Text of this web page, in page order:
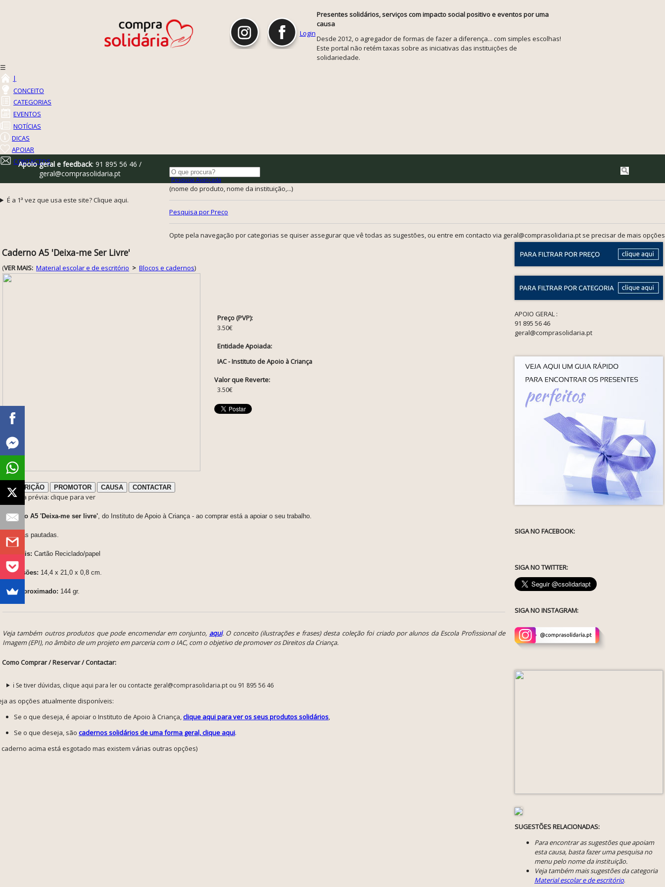
Login
Presentes solidários, serviços com impacto social positivo e eventos por uma
causa
Desde 2012, o agregador de formas de fazer a diferença... com simples escolhas!
Este portal não retém taxas sobre as iniciativas das instituições de
solidariedade.
☰
|
CONCEITO
CATEGORIAS
EVENTOS
NOTÍCIAS
DICAS
APOIAR
CONTACTOS
Pesquisa Avançada
(nome do produto, nome da instituição,...)
Pesquisa por Preço
Opte pela navegação por categorias se quiser assegurar que vê todas as sugestões, ou entre em contacto via geral@comprasolidaria.pt se precisar de mais opções
Apoio geral e feedback: 91 895 56 46 /
geral@comprasolidaria.pt
É a 1ª vez que usa este site? Clique aqui.
Caderno A5 'Deixa-me Ser Livre'
(VER MAIS: Material escolar e de escritório > Blocos e cadernos)
Preço (PVP):
3.50€
Entidade Apoiada:
IAC - Instituto de Apoio à Criança
Valor que Reverte:
3.50€
DESCRIÇÃO PROMOTOR CAUSA CONTACTAR
ℹ️ Nota prévia: clique para ver
Caderno A5 'Deixa-me ser livre' , do Instituto de Apoio à Criança - ao comprar está a apoiar o seu trabalho.
60 folhas pautadas.
Materiais: Cartão Reciclado/papel
Dimensões: 14,4 x 21,0 x 0,8 cm.
Peso aproximado: 144 gr.
Veja também outros produtos que pode encomendar em conjunto, aqui. O conceito (ilustrações e frases) desta coleção foi criado por alunos da Escola Profissional de
Imagem (EPI), no âmbito de um projeto em parceria com o IAC, com o objetivo de promover os Direitos da Criança.
Como Comprar / Reservar / Contactar:
ℹ️ Se tiver dúvidas, clique aqui para ler ou contacte geral@comprasolidaria.pt ou 91 895 56 46
as opções atualmente disponíveis:
Se o que deseja, é apoiar o Instituto de Apoio à Criança, clique aqui para ver os seus produtos solidários
Se o que deseja, são cadernos solidários de uma forma geral, clique aqui.
caderno acima está esgotado mas existem várias outras opções)
APOIO GERAL :
91 895 56 46
geral@comprasolidaria.pt
SIGA NO FACEBOOK:
SIGA NO TWITTER:
SIGA NO INSTAGRAM:
SUGESTÕES RELACIONADAS:
Para encontrar as sugestões que apoiam
esta causa, basta fazer uma pesquisa no
menu pelo nome da instituição.
Veja também mais sugestões da categoria
Material escolar e de escritório.